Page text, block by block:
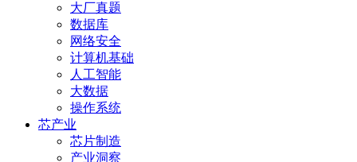
大厂真题
数据库
网络安全
计算机基础
人工智能
大数据
操作系统
芯产业
芯片制造
产业洞察